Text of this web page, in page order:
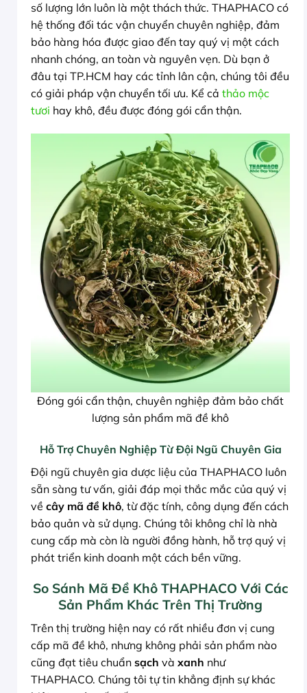
số lượng lớn luôn là một thách thức. THAPHACO có
hệ thống đối tác vận chuyển chuyên nghiệp, đảm
bảo hàng hóa được giao đến tay quý vị một cách
nhanh chóng, an toàn và nguyên vẹn. Dù bạn ở
đâu tại TP.HCM hay các tỉnh lân cận, chúng tôi đều
có giải pháp vận chuyển tối ưu. Kể cả thảo mộc
tươi hay khô, đều được đóng gói cẩn thận.
Đóng gói cẩn thận, chuyên nghiệp đảm bảo chất
lượng sản phẩm mã đề khô
Hỗ Trợ Chuyên Nghiệp Từ Đội Ngũ Chuyên Gia
Đội ngũ chuyên gia dược liệu của THAPHACO luôn
sẵn sàng tư vấn, giải đáp mọi thắc mắc của quý vị
về cây mã đề khô, từ đặc tính, công dụng đến cách
bảo quản và sử dụng. Chúng tôi không chỉ là nhà
cung cấp mà còn là người đồng hành, hỗ trợ quý vị
phát triển kinh doanh một cách bền vững.
So Sánh Mã Đề Khô THAPHACO Với Các
Sản Phẩm Khác Trên Thị Trường
Trên thị trường hiện nay có rất nhiều đơn vị cung
cấp mã đề khô, nhưng không phải sản phẩm nào
cũng đạt tiêu chuẩn sạch và xanh như
THAPHACO. Chúng tôi tự tin khẳng định sự khác